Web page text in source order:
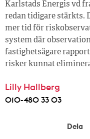
Karlstads Energis vd
redan tidigare stärkts.
mer tid för
system där
fastighetsägare
risker kunnat
Lilly Hallberg
010-480 33 03
Dela